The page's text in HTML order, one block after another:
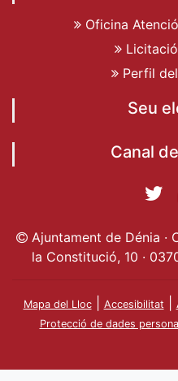
Oficina
Perfil
Seu
Canal
Ajuntament de Dénia ·
la Constitució, 10 ·
Mapa del Lloc| Accesibilitat
Protecció de dades